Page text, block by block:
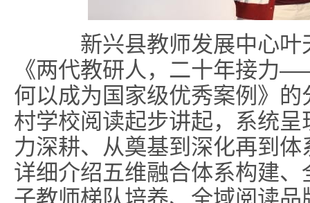
新兴县教师发展中心叶
《两代教研人，二十年接力
何以成为国家级优秀案例》
村学校阅读起步讲起，系统
力深耕、从奠基到深化再到
详细介绍五维融合体系构建